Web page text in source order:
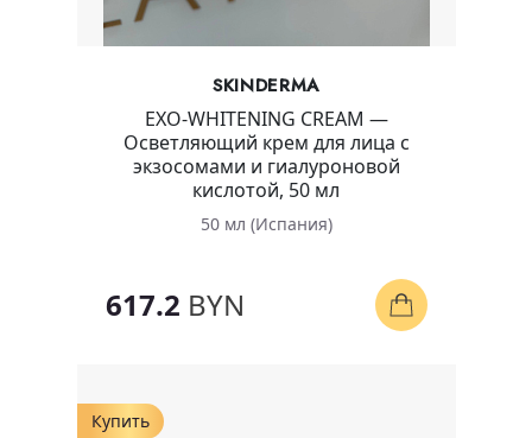
SKINDERMA
EXO-WHITENING CREAM —
Осветляющий крем для лица с
экзосомами и гиалуроновой
кислотой, 50 мл
50 мл (Испания)
617.2 BYN
Купить